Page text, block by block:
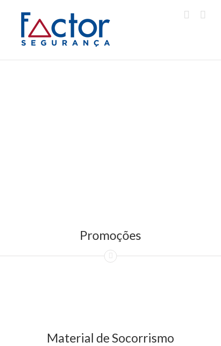
Promoções
Material de Socorrismo